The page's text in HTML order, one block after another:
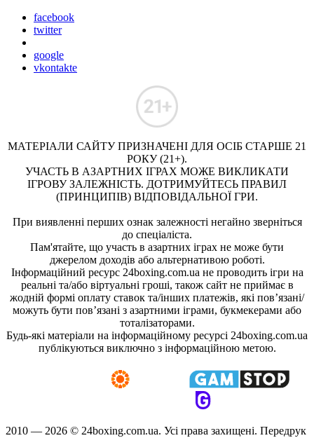
facebook
twitter
google
vkontakte
МАТЕРІАЛИ САЙТУ ПРИЗНАЧЕНІ ДЛЯ ОСІБ СТАРШЕ 21
РОКУ (21+).
УЧАСТЬ В АЗАРТНИХ ІГРАХ МОЖЕ ВИКЛИКАТИ
ІГРОВУ ЗАЛЕЖНІСТЬ. ДОТРИМУЙТЕСЬ ПРАВИЛ
(ПРИНЦИПІВ) ВІДПОВІДАЛЬНОЇ ГРИ.
При виявленні перших ознак залежності негайно зверніться
до спеціаліста.
Пам'ятайте, що участь в азартних іграх не може бути
джерелом доходів або альтернативою роботі.
Інформаційний ресурс 24boxing.com.ua не проводить ігри на
реальні та/або віртуальні гроші, також сайт не приймає в
жодній формі оплату ставок та/інших платежів, які пов’язані/
можуть бути пов’язані з азартними іграми, букмекерами або
тоталізаторами.
Будь-які матеріали на інформаційному ресурсі 24boxing.com.ua
публікуються виключно з інформаційною метою.
2010 — 2026 © 24boxing.com.ua. Усi права захищенi. Передрук